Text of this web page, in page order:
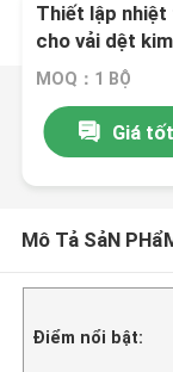
Thiết lập nhiệt
cho vải dệt
MOQ：1 BỘ
Giá
Mô Tả SảN
Điểm nổi bật: